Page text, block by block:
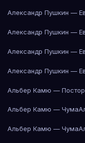
Александр Пушкин —
Александр Пушкин —
Александр Пушкин —
Александр Пушкин —
Альбер Камю —
Альбер Камю — Чума
Альбер Камю — Чума